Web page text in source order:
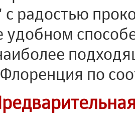
радостью
удобном
по